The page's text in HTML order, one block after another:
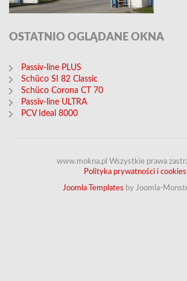
OSTATNIO OGLĄDANE OKNA
Passiv-line PLUS
Schüco SI 82 Classic
Schüco Corona CT 70
Passiv-line ULTRA
PCV Ideal 8000
www.mokna.pl Wszystkie prawa
Polityka prywatności i cookies
Joomla Templates by Joomla-